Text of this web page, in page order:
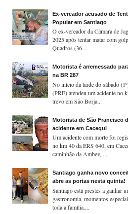
Ex-vereador acusado de
Popular em Santiago
O ex-vereador da Câmara de
2025 após tentar matar com
Quadros (36...
Motorista é arremessado
na BR 287
No início da tarde do sábado
(PRF) atendeu um acidente no
trevo em São Borja...
Motorista de São Francisco
acidente em Cacequi
Um acidente com morte foi
no km 40 da ERS 640, em
caminhão da Ambev, ...
Santiago ganha novo
abre as portas nesta quinta!
Santiago está prestes a ganhar
gastronomia, momentos
toda a família....